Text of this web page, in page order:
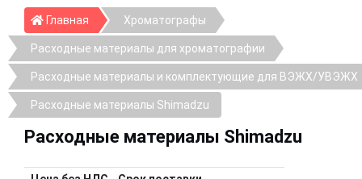
Главная ГлавнаяХроматографы
Расходные материалы для хроматографии
Расходные материалы и комплектующие для ВЭЖХ/УВЭЖХ
Расходные материалы Shimadzu
Расходные материалы Shimadzu